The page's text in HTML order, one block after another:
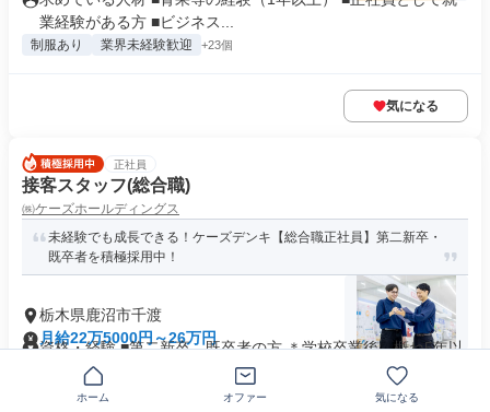
業経験がある方 ■ビジネス...
制服あり 業界未経験歓迎 +23個
気になる
正社員
接客スタッフ(総合職)
㈱ケーズホールディングス
未経験でも成長できる！ケーズデンキ【総合職正社員】第二新卒・
既卒者を積極採用中！
栃木県鹿沼市千渡
月給22万5000円～26万円
資格・経験 ■第二新卒、既卒者の方 ＊学校卒業後、概ね5年以
内で28歳以下の方 （長...
ホーム オファー 気になる